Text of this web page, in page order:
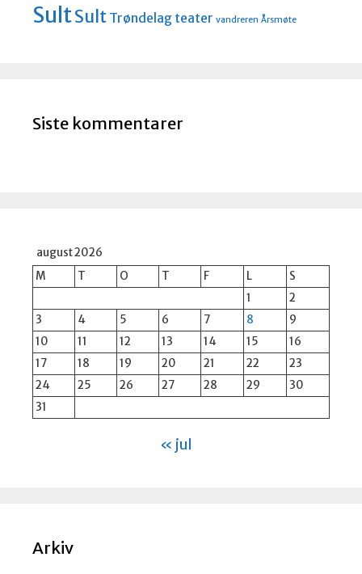
SultSult Trøndelag teater vandreren Årsmøte
Siste kommentarer
august 2026
M
T O T F L
S
1
2
3
4 5 6 7 8
9
10
11 12 13 14 15
16
17
18 19 20 21 22
23
24
25 26 27 28 29
30
31
« jul
Arkiv